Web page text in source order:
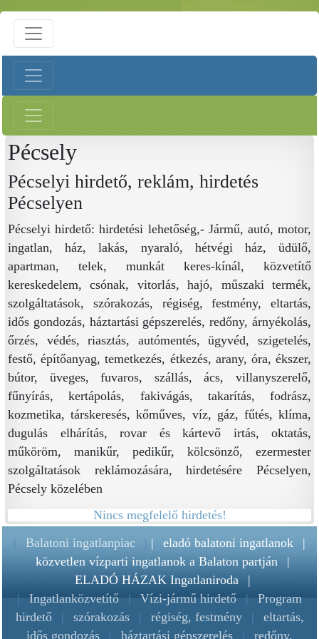
Pécsely
Pécselyi hirdető, reklám, hirdetés
Pécselyen
Pécselyi hirdető: hirdetési lehetőség,- Jármű, autó, motor,
ingatlan, ház, lakás, nyaraló, hétvégi ház, üdülő,
apartman, telek, munkát keres-kínál, közvetítő
kereskedelem, csónak, vitorlás, hajó, műszaki termék,
szolgáltatások, szórakozás, régiség, festmény, eltartás,
idős gondozás, háztartási gépszerelés, redőny, árnyékolás,
őrzés, védés, riasztás, autómentés, ügyvéd, szigetelés,
festő, építőanyag, temetkezés, étkezés, arany, óra, ékszer,
bútor, üveges, fuvaros, szállás, ács, villanyszerelő,
fűnyírás, kertápolás, fakivágás, takarítás, fodrász,
kozmetika, társkeresés, kőműves, víz, gáz, fűtés, klíma,
dugulás elhárítás, rovar és kártevő irtás, oktatás,
műköröm, manikűr, pedikűr, kölcsönző, ezermester
szolgáltatások reklámozására, hirdetésére Pécselyen,
Pécsely közelében
Nincs megfelelő hirdetés!
| Balatoni ingatlanpiac || eladó balatoni ingatlanok |
közvetlen vízparti ingatlanok a Balaton partján |
ELADÓ HÁZAK Ingatlaniroda |
| Ingatlanközvetítő | Vízi-jármű hirdető | Program
hirdető
| szórakozás | régiség, festmény |
eltartás,
idős gondozás
| háztartási gépszerelés | redőny,